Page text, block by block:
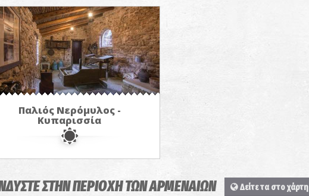
Παλιός Νερόμυλος -
Κυπαρισσία
ΣΤΗΝ ΠΕΡΙΟΧΗ ΤΩΝ ΑΡΜΕΝΑΙΩΝ Δείτε τα στο χάρτη